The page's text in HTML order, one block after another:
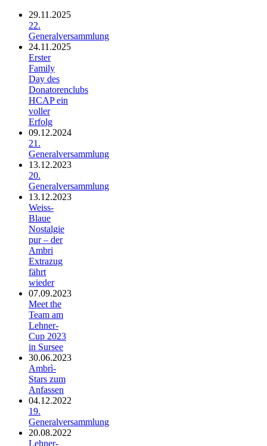
29.11.2025
22.
Generalversammlung
24.11.2025
Erster
Family
Day des
Donatorenclubs
HCAP ein
voller
Erfolg
09.12.2024
21.
Generalversammlung
13.12.2023
20.
Generalversammlung
13.12.2023
Weiss-
Blaue
Nostalgie
pur – der
Ambri
Extrazug
fährt
wieder
07.09.2023
Meet the
Team am
Lehner-
Cup 2023
in Sursee
30.06.2023
Ambrì-
Stars zum
Anfassen
04.12.2022
19.
Generalversammlung
20.08.2022
Lehner-